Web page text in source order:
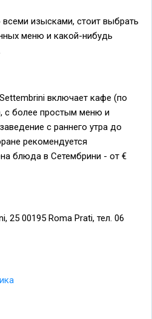
изысками, стоит выбрать
меню и какой-нибудь
включает кафе (по
с более простым меню и
с раннего утра до
рекомендуется
блюда в Сетембрини - от €
25 00195 Roma Prati, тел. 06